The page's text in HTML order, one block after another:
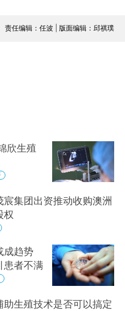
责任编辑：任波 | 版面编辑：邱祺璞
欣生殖
宸集团出资推动收购澳洲
权
成趋势
患者不满
生殖技术是否可以搞定